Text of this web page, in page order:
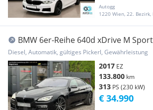
Autogg
1220 Wien, 22.
BMW 6er-Reihe 640d xDrive M
Softclose - Totw...
Diesel, Automatik, gültiges Pickerl, Gewährleistung
2017 EZ
133.800 km
313 PS (230 kW)
€ 34.990